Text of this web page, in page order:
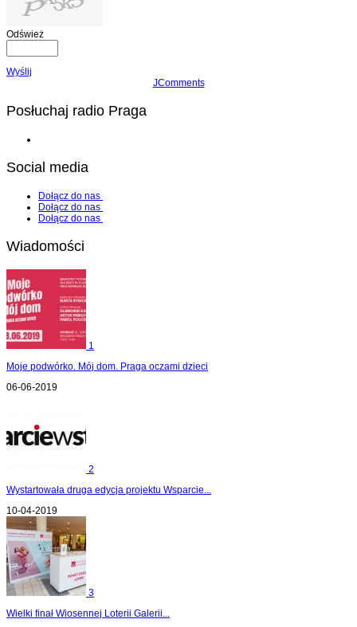
Odśwież
Wyślij
JComments
Posłuchaj radio Praga
Social media
Dołącz do nas
Dołącz do nas
Dołącz do nas
Wiadomości
1
Moje podwórko. Mój dom. Praga oczami dzieci
06-06-2019
2
Wystartowała druga edycja projektu Wsparcie...
10-04-2019
3
Wielki finał Wiosennej Loterii Galerii...